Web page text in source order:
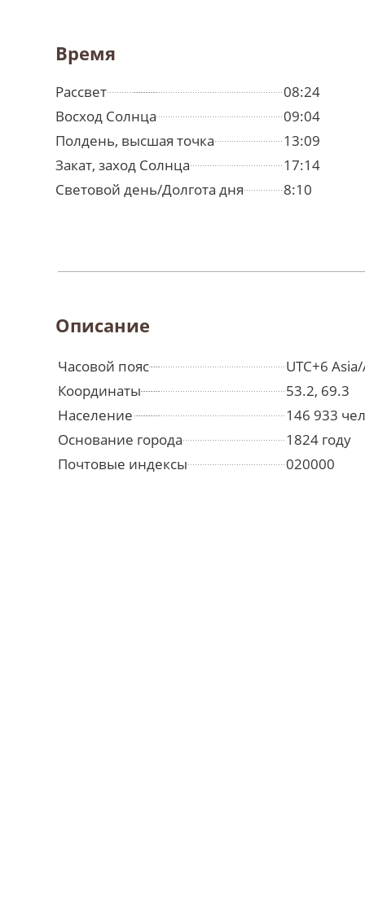
Время
Рассвет
08:24
Восход Солнца
09:04
Полдень, высшая точка
13:09
Закат, заход Солнца
17:14
Световой день/Долгота дня
8:10
Описание
Часовой пояс
UTC+6
Координаты
53.2, 69.3
Население
146 933
Основание города
1824 году
Почтовые индексы
020000